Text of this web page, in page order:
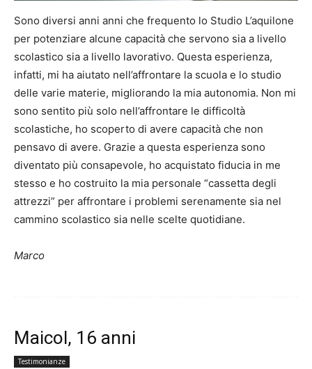
Sono diversi anni anni che frequento lo Studio L’aquilone
per potenziare alcune capacità che servono sia a livello
scolastico sia a livello lavorativo. Questa esperienza,
infatti, mi ha aiutato nell’affrontare la scuola e lo studio
delle varie materie, migliorando la mia autonomia. Non mi
sono sentito più solo nell’affrontare le difficoltà
scolastiche, ho scoperto di avere capacità che non
pensavo di avere. Grazie a questa esperienza sono
diventato più consapevole, ho acquistato fiducia in me
stesso e ho costruito la mia personale “cassetta degli
attrezzi” per affrontare i problemi serenamente sia nel
cammino scolastico sia nelle scelte quotidiane.
Marco
Maicol, 16 anni
Testimonianze